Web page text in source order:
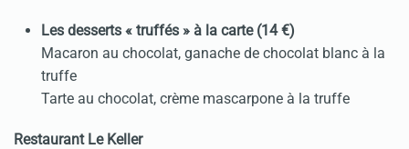
Les desserts « truffés » à la carte (14 €)
Macaron au chocolat, ganache de chocolat blanc à la
truffe
Tarte au chocolat, crème mascarpone à la truffe
Restaurant Le Keller